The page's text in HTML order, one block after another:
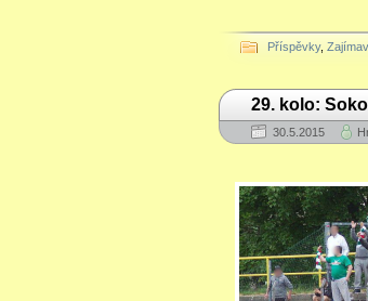
Příspěvky,
29. kolo:
30.5.2015